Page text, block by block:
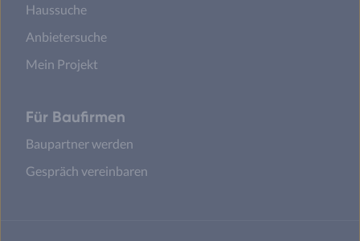
Haussuche
Anbietersuche
Mein Projekt
Für Baufirmen
Baupartner werden
Gespräch vereinbaren